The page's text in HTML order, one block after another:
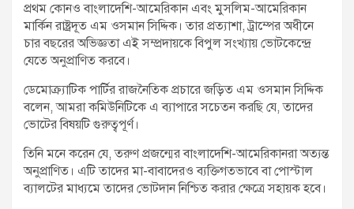
প্রথম কোনও বাংলাদেশি-আমেরিকান এবং মুসলিম-আমেরিকান
মার্কিন রাষ্ট্রদূত এম ওসমান সিদ্দিক। তার প্রত্যাশা, ট্রাম্পের অধীনে
চার বছরের অভিজ্ঞতা এই সম্প্রদায়কে বিপুল সংখ্যায় ভোটকেন্দ্রে
যেতে অনুপ্রাণিত করবে।
ডেমোক্র্যাটিক পার্টির রাজনৈতিক প্রচারে জড়িত এম ওসমান সিদ্দিক
বলেন, আমরা কমিউনিটিকে এ ব্যাপারে সচেতন করছি যে, তাদের
ভোটের বিষয়টি গুরুত্বপূর্ণ।
তিনি মনে করেন যে, তরুণ প্রজন্মের বাংলাদেশি-আমেরিকানরা অত্যন্ত
অনুপ্রাণিত। এটি তাদের মা-বাবাদেরও ব্যক্তিগতভাবে বা পোস্টাল
ব্যালটের মাধ্যমে তাদের ভোটদান নিশ্চিত করার ক্ষেত্রে সহায়ক হবে।